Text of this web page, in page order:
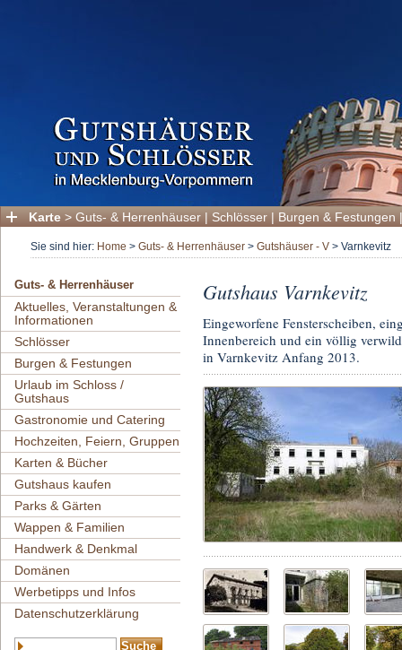
Karte > Guts- & Herrenhäuser | Schlösser | Burgen & Festungen
Sie sind hier: Home > Guts- & Herrenhäuser > Gutshäuser - V > Varnkevitz
Guts- & Herrenhäuser
Aktuelles, Veranstaltungen &
Informationen
Schlösser
Burgen & Festungen
Urlaub im Schloss /
Gutshaus
Gastronomie und Catering
Hochzeiten, Feiern, Gruppen
Karten & Bücher
Gutshaus kaufen
Parks & Gärten
Wappen & Familien
Handwerk & Denkmal
Domänen
Werbetipps und Infos
Datenschutzerklärung
Gutshaus Varnkevitz
Eingeworfene Fensterscheiben,
Innenbereich und ein völlig
in Varnkevitz Anfang 2013.